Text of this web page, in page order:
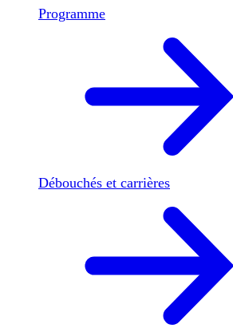
Programme
Débouchés et carrières